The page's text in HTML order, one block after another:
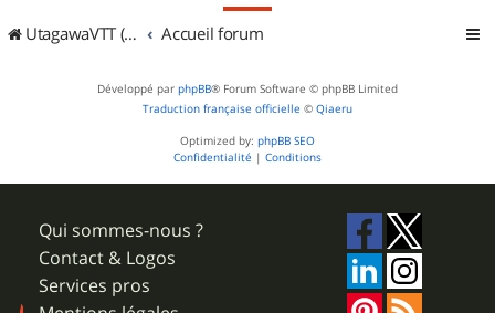
UtagawaVTT (Randos VTT et VTTAE avec traces GPS) Accueil forum
Développé par phpBB® Forum Software © phpBB Limited
Traduction française officielle © Qiaeru
Optimized by: phpBB SEO
Confidentialité | Conditions
Qui sommes-nous ?
Contact & Logos
Services pros